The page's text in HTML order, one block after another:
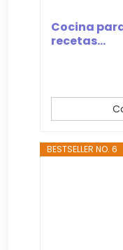
Cocina
recetas...
BESTSELLER NO. 6